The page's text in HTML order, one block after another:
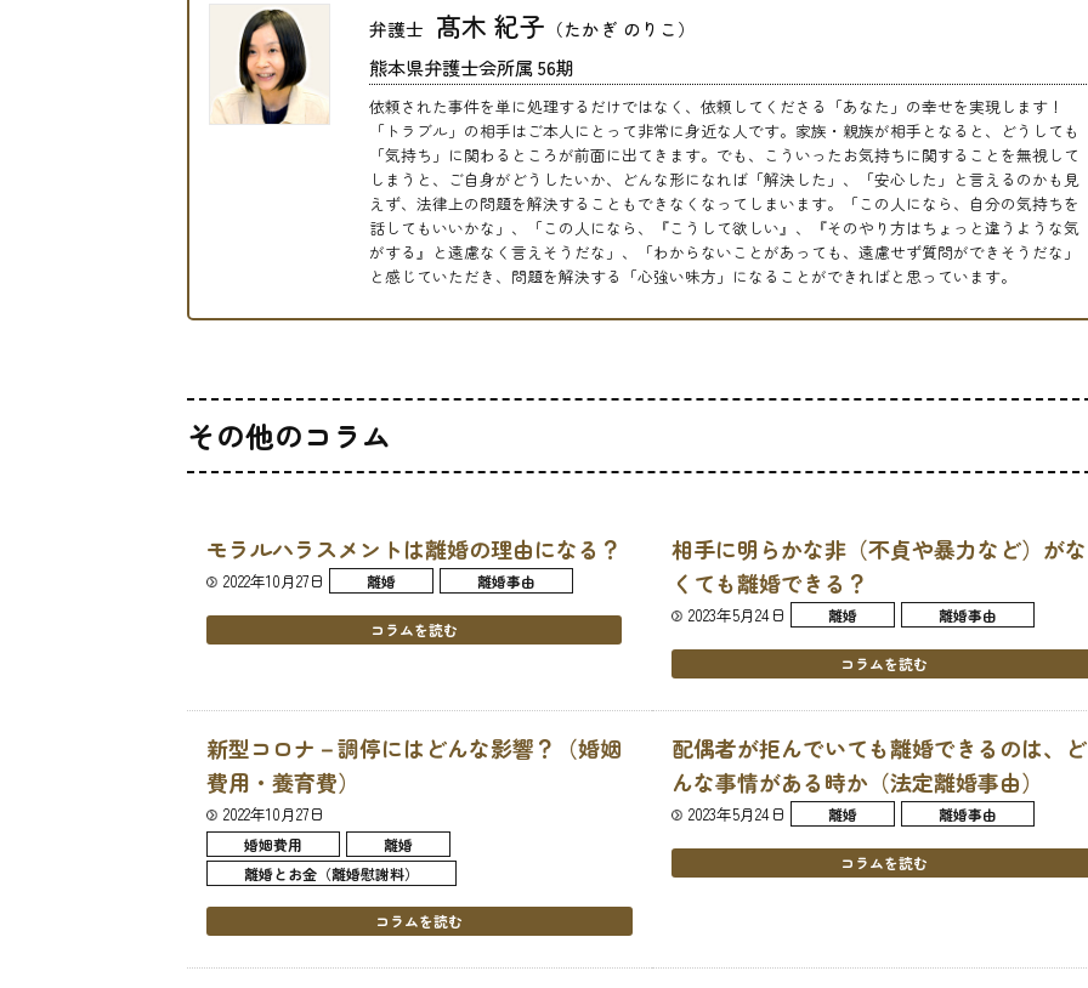
弁護士 髙木 紀子 （たかぎ のりこ）
熊本県弁護士会所属 56期
依頼された事件を単に処理するだけではなく、依頼してくださる「あなた」の幸せを実現します！
「トラブル」の相手はご本人にとって非常に身近な人です。家族・親族が相手となると、どうしても
「気持ち」に関わるところが前面に出てきます。でも、こういったお気持ちに関することを無視して
しまうと、ご自身がどうしたいか、どんな形になれば「解決した」、「安心した」と言えるのかも見
えず、法律上の問題を解決することもできなくなってしまいます。「この人になら、自分の気持ちを
話してもいいかな」、「この人になら、『こうして欲しい』、『そのやり方はちょっと違うような気
がする』と遠慮なく言えそうだな」、「わからないことがあっても、遠慮せず質問ができそうだな」
と感じていただき、問題を解決する「心強い味方」になることができればと思っています。
その他のコラム
モラルハラスメントは離婚の理由になる？
2022年10月27日 離婚 離婚事由
コラムを読む
相手に明らかな非（不貞や暴力など）がな
くても離婚できる？
2023年5月24日 離婚 離婚事由
コラムを読む
新型コロナ－調停にはどんな影響？（婚姻
費用・養育費）
2022年10月27日
婚姻費用
離婚
離婚とお金（離婚慰謝料）
コラムを読む
配偶者が拒んでいても離婚できるのは、ど
んな事情がある時か（法定離婚事由）
2023年5月24日 離婚 離婚事由
コラムを読む